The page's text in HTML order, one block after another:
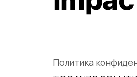
Политика